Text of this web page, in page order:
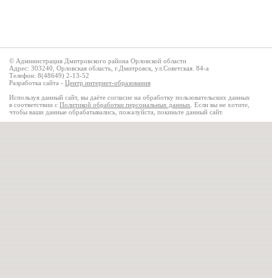
© Администрация Дмитровского района Орловской области
Адрес: 303240, Орловская область, г.Дмитровск, ул.Советская. 84-а
Телефон: 8(48649) 2-13-52
Разработка сайта - Центр интернет-образования
Используя данный сайт, вы даёте согласие на обработку пользовательских данных
в соответствии с Политикой обработки персональных данных . Если вы не хотите,
чтобы ваши данные обрабатывались, пожалуйста, покиньте данный сайт.